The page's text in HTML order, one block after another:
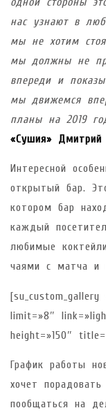
нас узнают в
мы не хотим
мы должны не
впереди и
мы движемся
планы на 2019
«Сушия»
Интересной
открытый бар.
котором бар
каждый
любимые
чаями с матча и
limit=»8″
height=»150″
График работы
хочет
пообщаться на